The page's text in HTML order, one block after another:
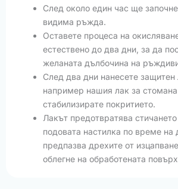
След около един час ще
видима ръжда.
Оставете процеса на
естествено до два дни, за да
желаната дълбочина на
След два дни нанесете защитен
например нашия лак за
стабилизирате покритието.
Лакът предотвратява
подовата настилка по време
предпазва дрехите от
облегне на обработената